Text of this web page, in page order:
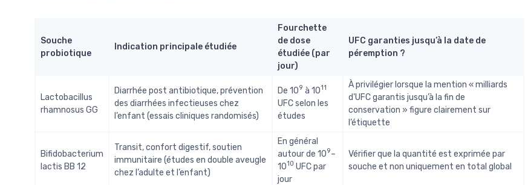
Souche
probiotique
Indication principale étudiée
Fourchette
de dose
étudiée (par
jour)
UFC garanties jusqu’à la date de
péremption ?
Lactobacillus
rhamnosus GG
Diarrhée post antibiotique, prévention
des diarrhées infectieuses chez
l’enfant (essais cliniques randomisés)
De 109 à 1011
UFC selon les
études
À privilégier lorsque la mention « milliards
d’UFC garantis jusqu’à la fin de
conservation » figure clairement sur
l’étiquette
Bifidobacterium
lactis BB 12
Transit, confort digestif, soutien
immunitaire (études en double aveugle
chez l’adulte et l’enfant)
En général
autour de 109–
1010 UFC par
jour
Vérifier que la quantité est exprimée par
souche et non uniquement en total global